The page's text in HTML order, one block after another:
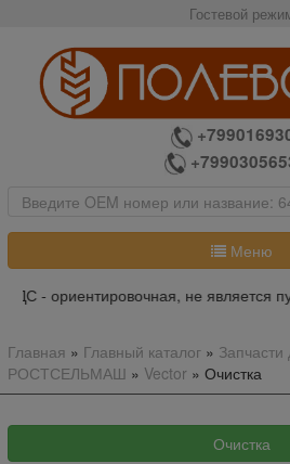
Гостевой
Меню
не является публичной
Главная » Главный каталог»
РОСТСЕЛЬМАШ » Vector » Очистка